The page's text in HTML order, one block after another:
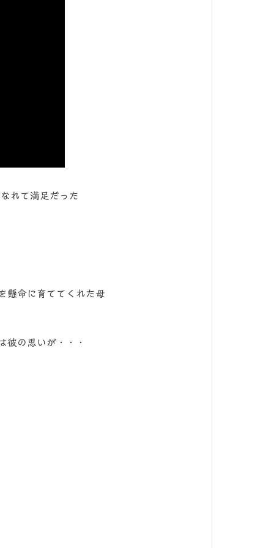
れて満足だった
懸命に育ててくれた母
彼の思いが・・・